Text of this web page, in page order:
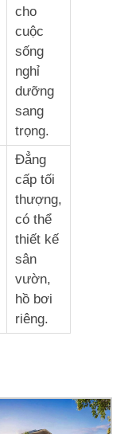
cho
cuộc
sống
nghỉ
dưỡng
sang
trọng.
Đẳng
cấp tối
thượng,
có thể
thiết kế
sân
vườn,
hồ bơi
riêng.